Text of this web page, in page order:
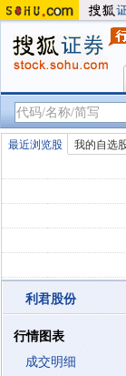
最近浏览股 我的自选
利君股份
行情图表
成交明细